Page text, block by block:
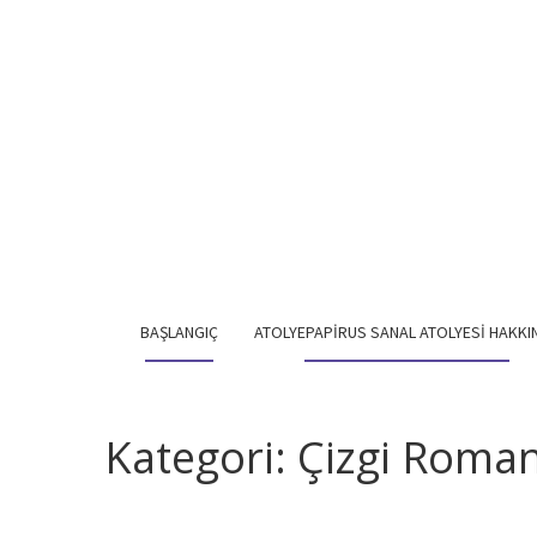
BAŞLANGIÇ ATOLYEPAPIRUS SANAL ATOLYESI
Kategori: Çizgi